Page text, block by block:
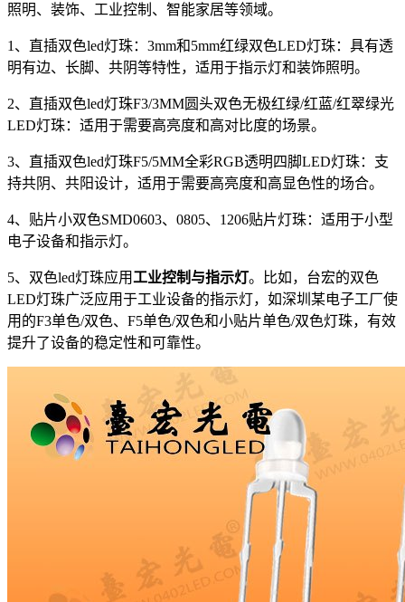
照明、装饰、工业控制、智能家居等领域。
1、直插双色led灯珠：3mm和5mm红绿双色LED灯珠：具有透
明有边、长脚、共阴等特性，适用于指示灯和装饰照明。
2、直插双色led灯珠F3/3MM圆头双色无极红绿/红蓝/红翠绿光
LED灯珠：适用于需要高亮度和高对比度的场景。
3、直插双色led灯珠F5/5MM全彩RGB透明四脚LED灯珠：支
持共阴、共阳设计，适用于需要高亮度和高显色性的场合。
4、贴片小双色SMD0603、0805、1206贴片灯珠：适用于小型
电子设备和指示灯。
5、双色led灯珠应用工业控制与指示灯。比如，台宏的双色
LED灯珠广泛应用于工业设备的指示灯，如深圳某电子工厂使
用的F3单色/双色、F5单色/双色和小贴片单色/双色灯珠，有效
提升了设备的稳定性和可靠性。